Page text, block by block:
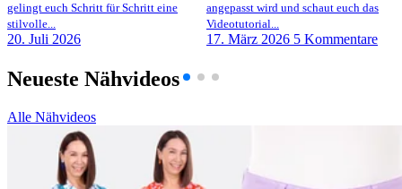
gelingt euch Schritt für Schritt eine
stilvolle...
20. Juli 2026
angepasst wird und schaut euch das
Videotutorial...
17. März 2026 5 Kommentare
Neueste Nähvideos
Alle Nähvideos